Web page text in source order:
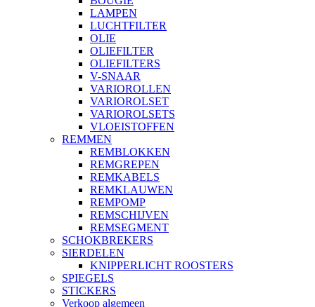
LAMPEN
LUCHTFILTER
OLIE
OLIEFILTER
OLIEFILTERS
V-SNAAR
VARIOROLLEN
VARIOROLSET
VARIOROLSETS
VLOEISTOFFEN
REMMEN
REMBLOKKEN
REMGREPEN
REMKABELS
REMKLAUWEN
REMPOMP
REMSCHIJVEN
REMSEGMENT
SCHOKBREKERS
SIERDELEN
KNIPPERLICHT ROOSTERS
SPIEGELS
STICKERS
Verkoop algemeen